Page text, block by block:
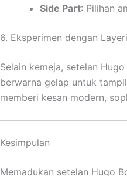
Side Part: Pilihan
6. Eksperimen dengan
Selain kemeja, setelan
berwarna gelap untuk
memberi kesan modern,
Kesimpulan
Memadukan setelan Hugo